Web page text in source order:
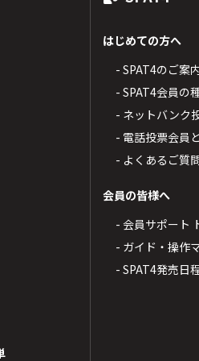
はじめての方へ
- SPAT4のご案
- SPAT4会員の
- ネットバンク
- 電話投票会員
- よくあるご質
会員の皆様へ
- 会員サポート
- ガイド・操作
- SPAT4発売日